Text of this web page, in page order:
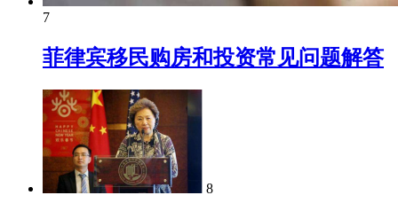
7
菲律宾移民购房和投资常见问题解答
8